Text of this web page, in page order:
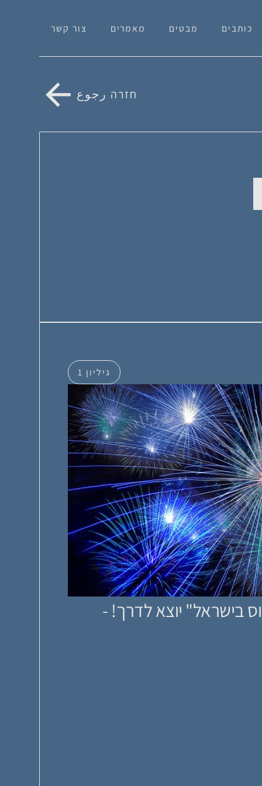
כותבים מבטים מאמרים צור קשר
חזרה رجوع
גיליון 1
בישראל" יוצא לדרך! -